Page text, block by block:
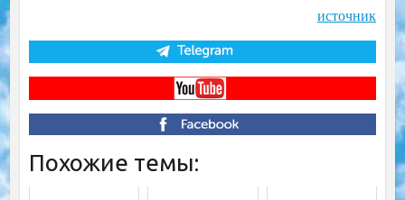
источник
Похожие темы: